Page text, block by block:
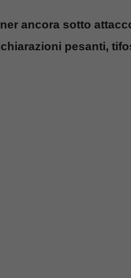
ancora sotto
pesanti,